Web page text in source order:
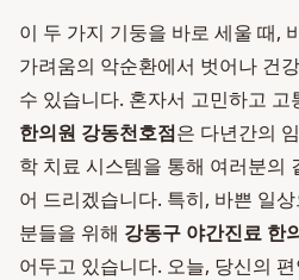
이 두 가지 기둥을 바로 세울 때,
가려움의 악순환에서 벗어나 건
수 있습니다. 혼자서 고민하고 고
한의원 강동천호점은 다년간의
학 치료 시스템을 통해 여러분의
어 드리겠습니다. 특히, 바쁜 일
분들을 위해 강동구 야간진료 한
어두고 있습니다. 오늘, 당신의